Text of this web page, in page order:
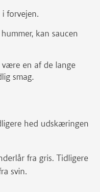
forvejen.
kan saucen
en af de lange
smag.
hed udskæringen
fra gris. Tidligere
svin.